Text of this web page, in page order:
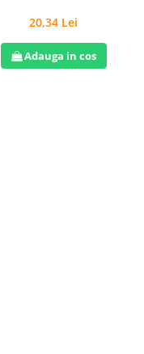
20,34 Lei
Adauga in cos